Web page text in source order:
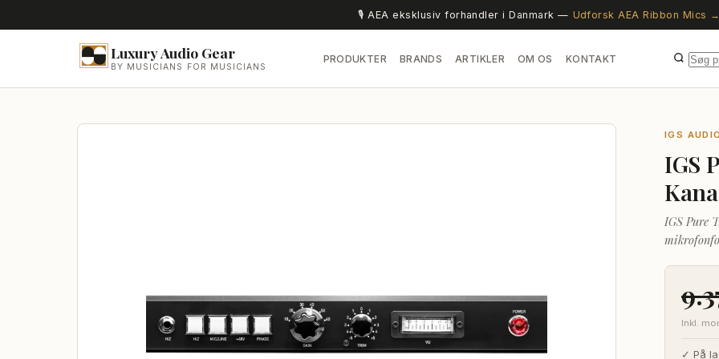
🎙️ AEA eksklusiv forhandler i Danmark — Udforsk AEA Ribbon Mics →
Luxury Audio Gear
BY MUSICIANS FOR MUSICIANS
PRODUKTER BRANDS ARTIKLER OM OS KONTAKT
IGS AUDIO
IGS
IGS Pure
Inkl.
✓ På